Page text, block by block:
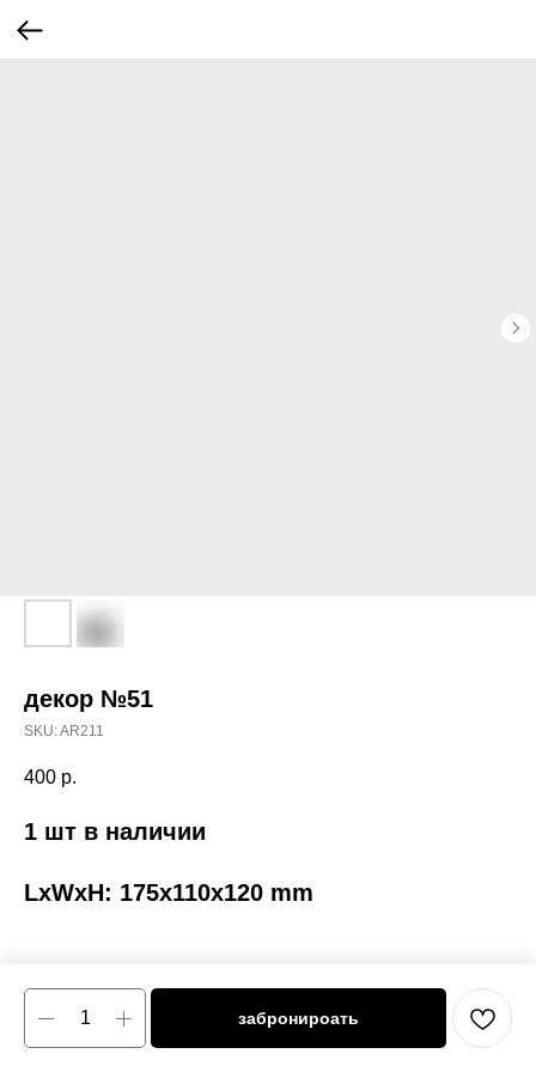
декор №51
SKU:AR211
400 р.
забронироать
1 шт в наличии
LxWxH: 175x110x120 mm